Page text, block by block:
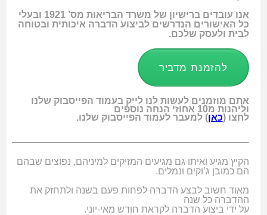
אנו עובדים ברישיון של משרד הבריאות מס’ 1921 ובעלי
כל האישורים הנדרשים לביצוע הדברה איכותית ובטוחה
לבית ולעסק שלכם.
להזמנת מדביר
אתם מוזמנים לעשות לנו לייק בעמוד הפייסבוק שלנו
וליהנות מ10 אחוזי הנחה נוספים
לחצו (כאן) למעבר לעמוד הפייסבוק שלנו.
הקיץ מגיע ואיתו גם מגיעים המזיקים למיניהם, נפוצים שבהם
הם כמובן ג’וקים ונמלים.
מאוד חשוב לבצע הדברה לפחות פעם בשנה ולתחזק את
ההדברה כל שנה
על ידי ביצוע הדברה לקראת חודש מאי-יוני.